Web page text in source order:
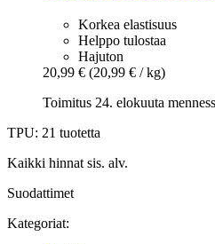
Korkea elastisuus
Helppo tulostaa
Hajuton
20,99 € (20,99 € / kg)
Toimitus 24. elokuuta
TPU: 21 tuotetta
Kaikki hinnat sis. alv.
Suodattimet
Kategoriat: